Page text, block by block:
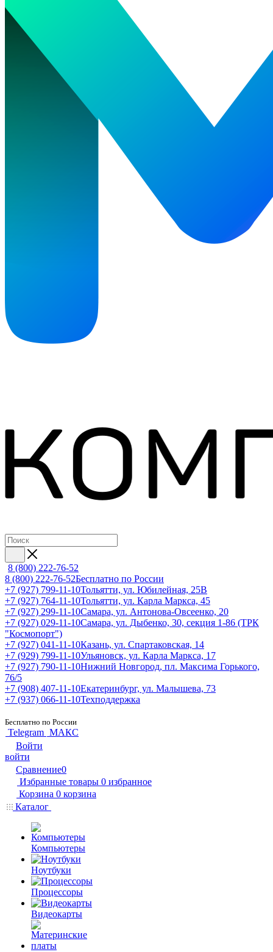
8 (800) 222-76-52
8 (800) 222-76-52Бесплатно по России
+7 (927) 799-11-10Тольятти, ул. Юбилейная, 25В
+7 (927) 764-11-10Тольятти, ул. Карла Маркса, 45
+7 (927) 299-11-10Самара, ул. Антонова-Овсеенко, 20
+7 (927) 029-11-10Самара, ул. Дыбенко, 30, секция 1-86 (ТРК
"Космопорт")
+7 (927) 041-11-10Казань, ул. Спартаковская, 14
+7 (929) 799-11-10Ульяновск, ул. Карла Маркса, 17
+7 (927) 790-11-10Нижний Новгород, пл. Максима Горького,
76/5
+7 (908) 407-11-10Екатеринбург, ул. Малышева, 73
+7 (937) 066-11-10Техподдержка
Бесплатно по России
Telegram МАКС
Войти
войти
Сравнение0
Избранные товары 0 избранное
Корзина 0 корзина
Каталог
Компьютеры
Ноутбуки
Процессоры
Видеокарты